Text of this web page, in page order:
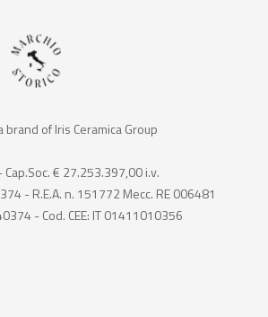
brand of Iris Ceramica Group
€ 27.253.397,00 i.v.
- R.E.A. n. 151772 Mecc. RE 006481
- Cod. CEE: IT 01411010356